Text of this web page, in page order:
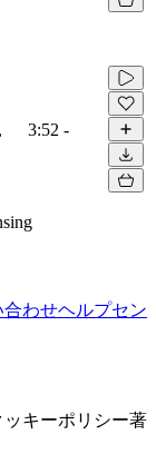
3:52 -
合わせヘルプセン
ッキーポリシー著